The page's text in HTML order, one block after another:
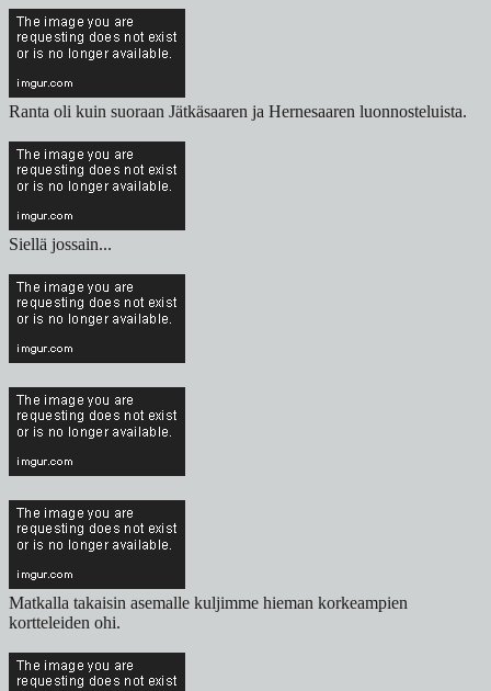
Ranta oli kuin suoraan Jätkäsaaren ja Hernesaaren luonnosteluista.
Siellä jossain...
Matkalla takaisin asemalle kuljimme hieman korkeampien
kortteleiden ohi.